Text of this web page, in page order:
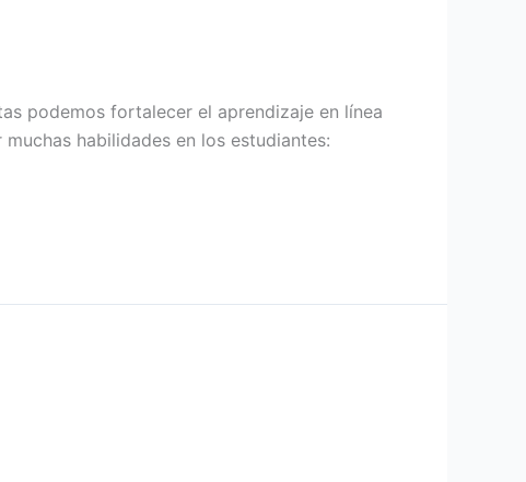
podemos fortalecer el aprendizaje en línea
habilidades en los estudiantes: